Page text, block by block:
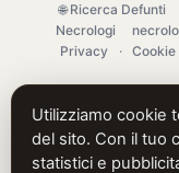
🌐 Ricerca Defunti
Necrologi
Privacy
· Cookie
Utilizziamo cookie
del sito. Con il tuo
statistici e